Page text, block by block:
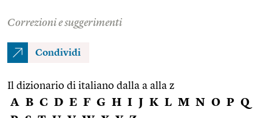
Correzioni e suggerimenti
Condividi
Il dizionario di italiano dalla a alla z
A B C D E F G H I J K L M N O P Q